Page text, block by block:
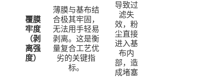
覆膜
牢度
（剥
离强
度）
薄膜与基布结
合极其牢固，
无法用手轻易
剥离。这是衡
量复合工艺优
劣的关键指
标。
导致过
滤失
效，粉
尘直接
进入基
布内
部，造
成堵塞